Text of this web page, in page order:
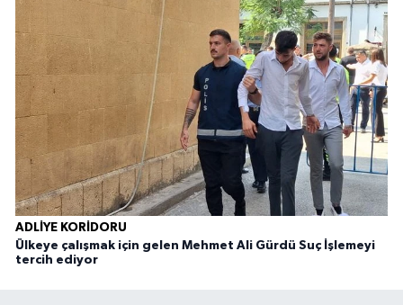
ADLIYE KORIDORU
Ülkeye çalışmak için gelen Mehmet Ali Gürdü Suç İşlemeyi
tercih ediyor